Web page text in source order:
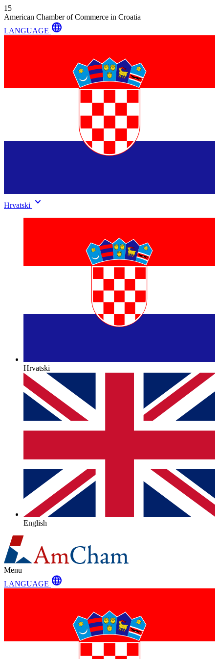
15
American Chamber of Commerce in Croatia
LANGUAGE language
Hrvatski keyboard_arrow_down
Hrvatski
English
Menu
LANGUAGE language